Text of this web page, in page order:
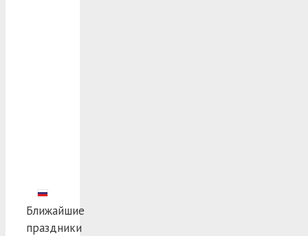
Ближайшие
праздники